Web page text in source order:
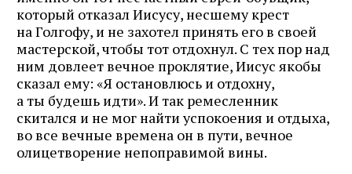
который отказал Иисусу, несшему крест
на Голгофу, и не захотел принять его в своей
мастерской, чтобы тот отдохнул. С тех пор над
ним довлеет вечное проклятие, Иисус якобы
сказал ему: «Я остановлюсь и отдохну,
а ты будешь идти». И так ремесленник
скитался и не мог найти успокоения и отдыха,
во все вечные времена он в пути, вечное
олицетворение непоправимой вины.